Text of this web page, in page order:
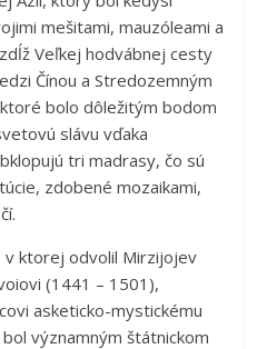
mešitami, mauzóleami a
Veľkej hodvábnej cesty
Čínou a Stredozemným
bolo dôležitým bodom
slávu vďaka
tri madrasy, čo sú
zdobené mozaikami,
v ktorej odvolil Mirzijojev
(1441 – 1501),
asketicko-mystickému
významným štátnickom